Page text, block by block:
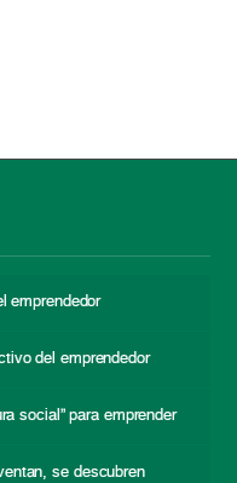
emprendedor
del emprendedor
social” para emprender
se descubren